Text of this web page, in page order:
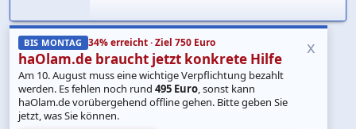
BIS MONTAG 34% erreicht · Ziel 750 Euro
haOlam.de braucht jetzt konkrete Hilfe
Am 10. August muss eine wichtige Verpflichtung bezahlt
werden. Es fehlen noch rund495 Euro, sonst kann
haOlam.de vorübergehend offline gehen. Bitte geben Sie
jetzt, was Sie können.
x